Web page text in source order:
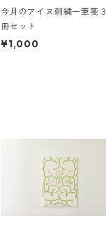
今月のアイヌ刺繍一筆箋３
冊セット
¥1,000